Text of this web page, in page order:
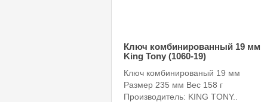
Ключ комбинированный 19 мм
King Tony (1060-19)
Ключ комбинированый 19 мм
Размер 235 мм Вес 158 г
Производитель: KING TONY..